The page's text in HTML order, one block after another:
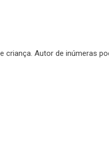
criança. Autor de inúmeras